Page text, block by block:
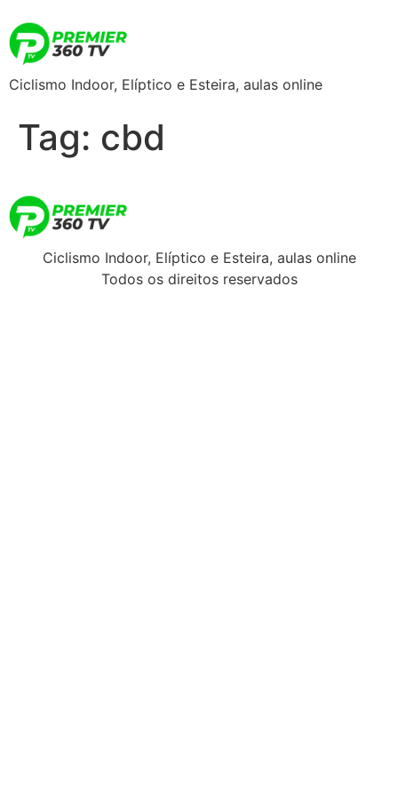
Ciclismo Indoor, Elíptico e Esteira, aulas online
Tag: cbd
Ciclismo Indoor, Elíptico e Esteira, aulas online
Todos os direitos reservados